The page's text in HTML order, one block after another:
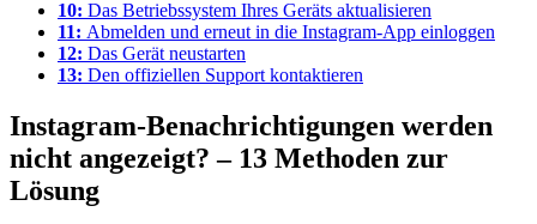
10: Das Betriebssystem Ihres Geräts aktualisieren
11: Abmelden und erneut in die Instagram-App einloggen
12: Das Gerät neustarten
13: Den offiziellen Support kontaktieren
Instagram-Benachrichtigungen werden
nicht angezeigt? – 13 Methoden zur
Lösung